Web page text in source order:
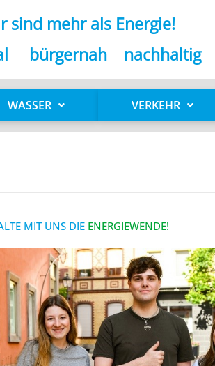
sind mehr als Energie!
bürgernah nachhaltig
WASSER VERKEHR
MIT UNS DIE ENERGIEWENDE!